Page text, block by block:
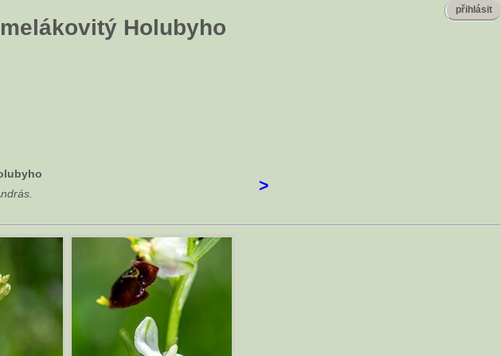
Holubyho
přihlásit
>